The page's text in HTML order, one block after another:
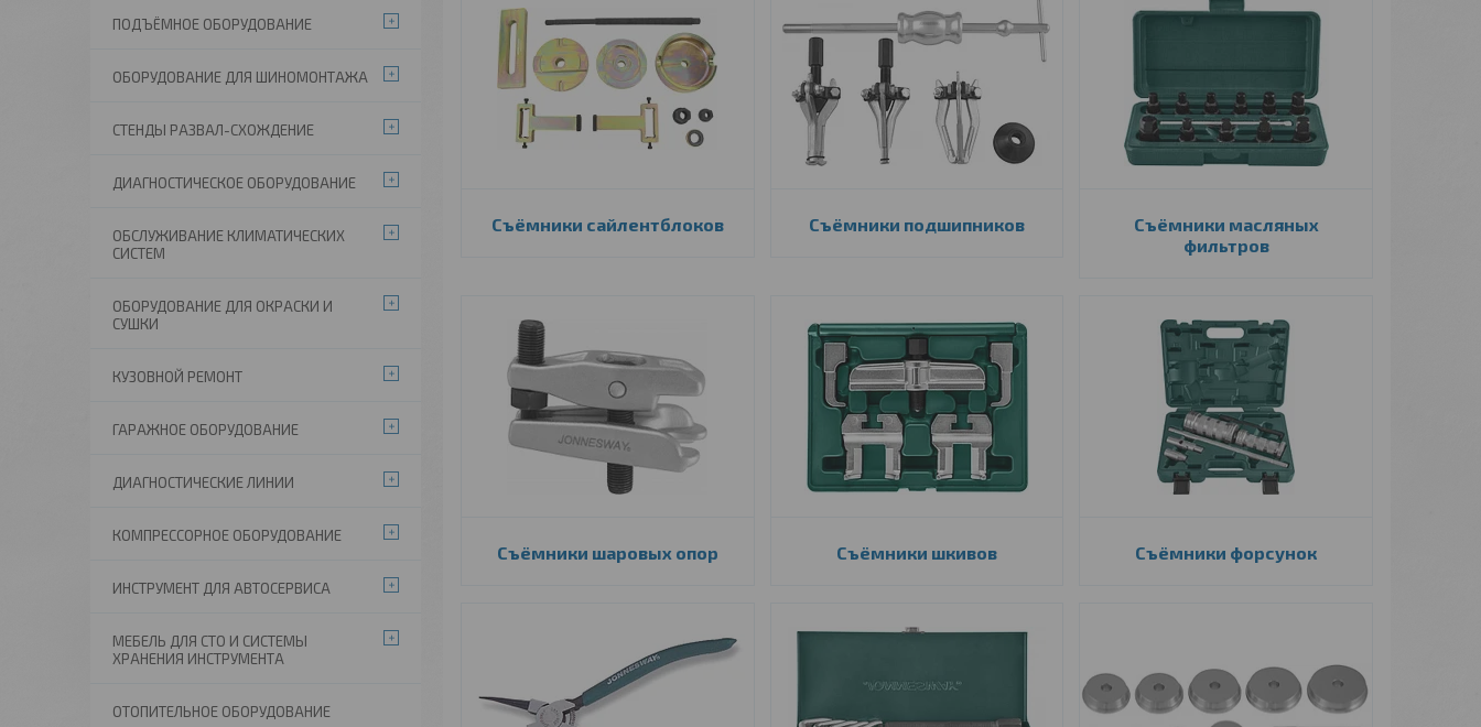
Съёмники сайлентблоков Съёмники подшипников
Съёмники масляных
фильтров
Съёмники шаровых опор Съёмники шкивов Съёмники форсунок
ПОДЪЁМНОЕ ОБОРУДОВАНИЕ
ОБОРУДОВАНИЕ ДЛЯ ШИНОМОНТАЖА
СТЕНДЫ РАЗВАЛ-СХОЖДЕНИЕ
ДИАГНОСТИЧЕСКОЕ ОБОРУДОВАНИЕ
ОБСЛУЖИВАНИЕ КЛИМАТИЧЕСКИХ
СИСТЕМ
ОБОРУДОВАНИЕ ДЛЯ ОКРАСКИ И
СУШКИ
КУЗОВНОЙ РЕМОНТ
ГАРАЖНОЕ ОБОРУДОВАНИЕ
ДИАГНОСТИЧЕСКИЕ ЛИНИИ
КОМПРЕССОРНОЕ ОБОРУДОВАНИЕ
ИНСТРУМЕНТ ДЛЯ АВТОСЕРВИСА
МЕБЕЛЬ ДЛЯ СТО И СИСТЕМЫ
ХРАНЕНИЯ ИНСТРУМЕНТА
ОТОПИТЕЛЬНОЕ ОБОРУДОВАНИЕ